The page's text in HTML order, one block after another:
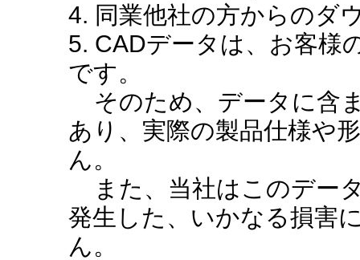
4. 同業他社の方からのダ
5. CADデータは、お客様
です。
そのため、データに含
あり、実際の製品仕様や
ん。
また、当社はこのデー
発生した、いかなる損害
ん。